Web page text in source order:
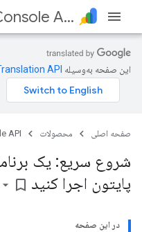
API
این صفحه به‌وسیله
صفحه اصلی محصولات API
شروع سریع: یک
پایتون اجرا کنید bookmark_border
در این صفحه